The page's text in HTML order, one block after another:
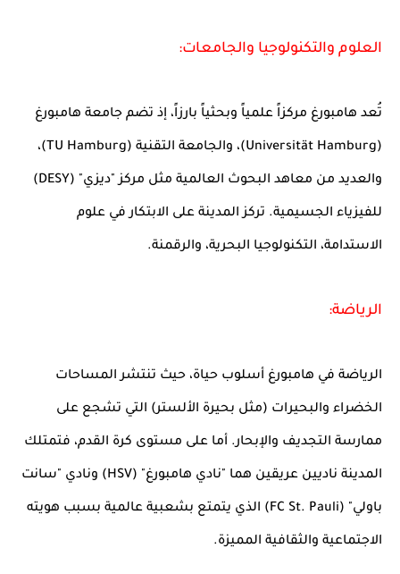
العلوم والتكنولوجيا والجامعات:
تُعد هامبورغ مركزاً علمياً وبحثياً بارزاً، إذ تضم جامعة هامبورغ
(Universität Hamburg)، والجامعة التقنية (TU Hamburg)،
والعديد من معاهد البحوث العالمية مثل مركز "ديزي" (DESY)
للفيزياء الجسيمية. تركز المدينة على الابتكار في علوم
الاستدامة، التكنولوجيا البحرية، والرقمنة.
الرياضة:
الرياضة في هامبورغ أسلوب حياة، حيث تنتشر المساحات
الخضراء والبحيرات (مثل بحيرة الألستر) التي تشجع على
ممارسة التجديف والإبحار. أما على مستوى كرة القدم، فتمتلك
المدينة ناديين عريقين هما "نادي هامبورغ" (HSV) ونادي "سانت
باولي" (FC St. Pauli) الذي يتمتع بشعبية عالمية بسبب هويته
الاجتماعية والثقافية المميزة.